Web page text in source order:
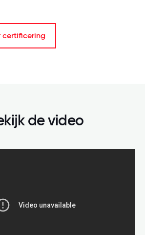
certificering
de video